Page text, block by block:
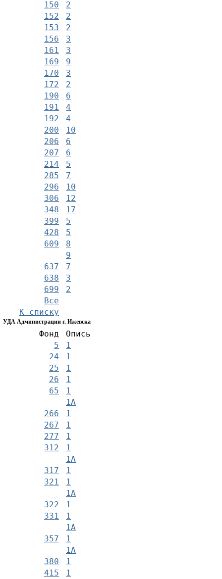
150
2
152
2
153
2
156
3
161
3
169
9
170
3
172
2
190
6
191
4
192
4
200
10
206
6
207
6
214
5
285
7
296
10
306
12
348
17
399
5
428
5
609
8
9
637
7
638
3
699
2
Все
К списку
УДА Администрации г. Ижевска
Фонд
Опись
5
1
24
1
25
1
26
1
65
1
1А
266
1
267
1
277
1
312
1
1А
317
1
321
1
1А
322
1
331
1
1А
357
1
1А
380
1
415
1